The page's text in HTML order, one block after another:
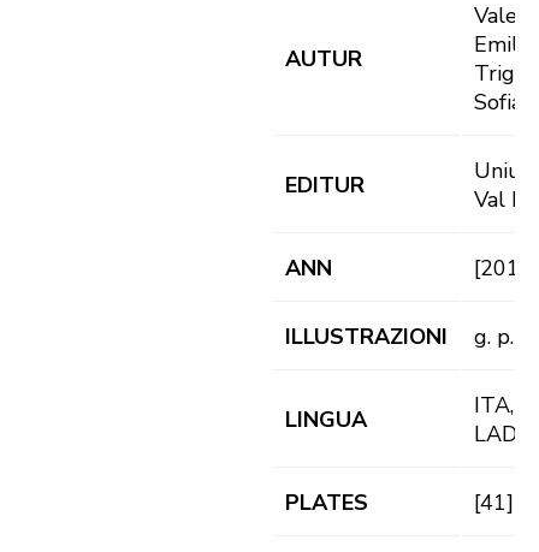
AUTUR
Emil ;
Sofia
EDITUR
Uniun
Val
ANN [2015]
ILLUSTRAZIONI g. p. il.
LINGUA
ITA,
LAD
PLATES [41]